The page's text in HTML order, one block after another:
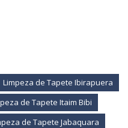
Limpeza de Tapete Ibirapuera
de Tapete Itaim Bibi
de Tapete Jabaquara